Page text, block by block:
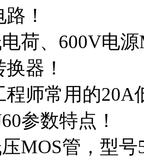
！
荷、600V电
器！
程师常用的20A
参数特点！
MOS管，型